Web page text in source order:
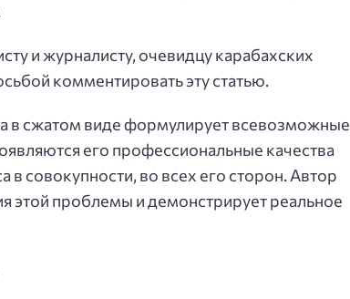
и журналисту, очевидцу карабахских
комментировать эту статью.
в сжатом виде формулирует всевозможные
его профессиональные качества
в совокупности, во всех его сторон. Автор
этой проблемы и демонстрирует реальное